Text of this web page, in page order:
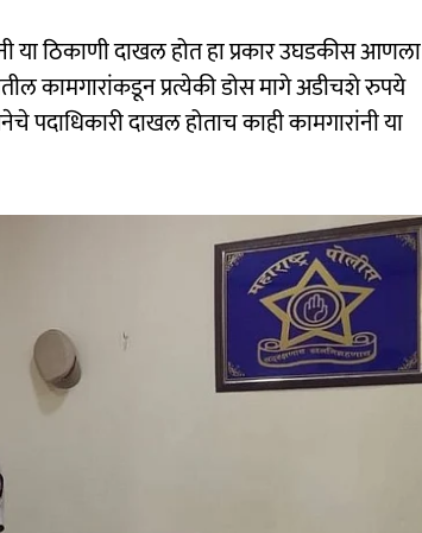
या ठिकाणी दाखल होत हा प्रकार उघडकीस आणला
कामगारांकडून प्रत्येकी डोस मागे अडीचशे रुपये
दाखल होताच काही कामगारांनी या